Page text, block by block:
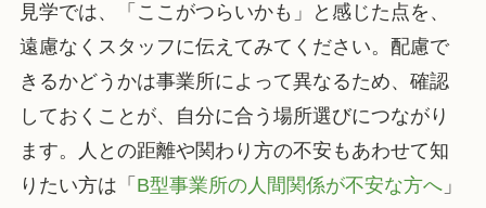
見学では、「ここがつらいかも」と感じた点を、
遠慮なくスタッフに伝えてみてください。配慮で
きるかどうかは事業所によって異なるため、確認
しておくことが、自分に合う場所選びにつながり
ます。人との距離や関わり方の不安もあわせて知
りたい方は「 B型事業所の人間関係が不安な方へ」